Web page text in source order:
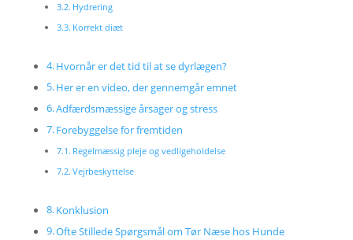
Hydrering
Korrekt diæt
Hvornår er det tid til at se dyrlægen?
Her er en video, der gennemgår emnet
Adfærdsmæssige årsager og stress
Forebyggelse for fremtiden
Regelmæssig pleje og vedligeholdelse
Vejrbeskyttelse
Konklusion
Ofte Stillede Spørgsmål om Tør Næse hos Hunde